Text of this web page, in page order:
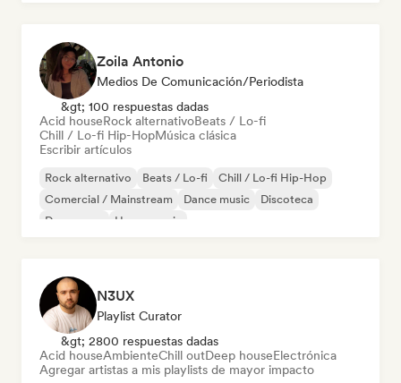
Zoila Antonio
Medios De Comunicación/Periodista
&gt; 100 respuestas dadas
Acid houseRock alternativoBeats / Lo-fi
Chill / Lo-fi Hip-HopMúsica clásica
Escribir artículos
Rock alternativo Beats / Lo-fi
Chill / Lo-fi Hip-Hop
Comercial / Mainstream
Dance music
Discoteca
Dream pop
House music
N3UX
Playlist Curator
&gt; 2800 respuestas dadas
Acid houseAmbienteChill outDeep houseElectrónica
Agregar artistas a mis playlists de mayor impacto